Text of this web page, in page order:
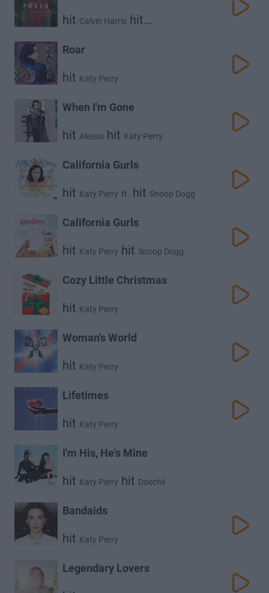
hit Calvin Harris hit
Big Sean
Roar
hit Katy Perry
When I'm Gone
hit Alesso hit Katy Perry
California Gurls
hit Katy Perry ft. hit Snoop Dogg
California Gurls
hit Katy Perry hit Snoop Dogg
Cozy Little Christmas
hit Katy Perry
Woman's World
hit Katy Perry
Lifetimes
hit Katy Perry
I'm His, He's Mine
hit Katy Perry hit Doechii
Bandaids
hit Katy Perry
Legendary Lovers